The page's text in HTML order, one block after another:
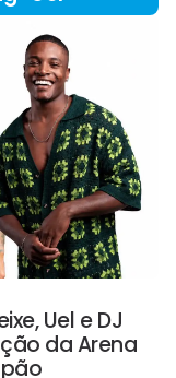
Uel e DJ
da Arena